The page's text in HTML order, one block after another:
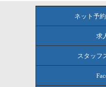
ネット予
求
スタッフ